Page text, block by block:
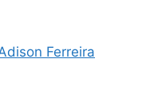
Ferreira